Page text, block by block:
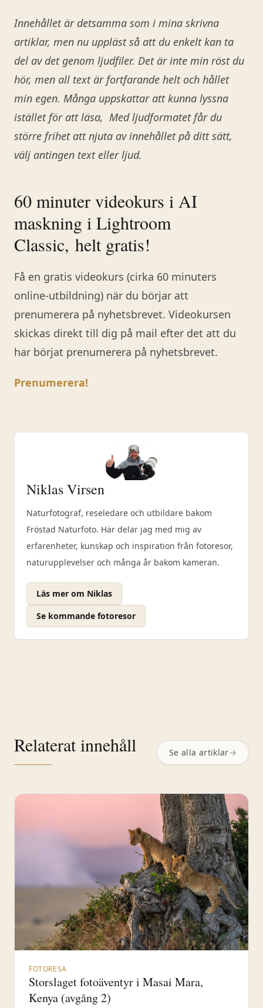
Innehållet är detsamma som i mina skrivna
artiklar, men nu uppläst så att du enkelt kan ta
del av det genom ljudfiler. Det är inte min röst du
hör, men all text är fortfarande helt och hållet
min egen. Många uppskattar att kunna lyssna
istället för att läsa, Med ljudformatet får du
större frihet att njuta av innehållet på ditt sätt,
välj antingen text eller ljud.
60 minuter videokurs i AI
maskning i Lightroom
Classic, helt gratis!
Få en gratis videokurs (cirka 60 minuters
online-utbildning) när du börjar att
prenumerera på nyhetsbrevet. Videokursen
skickas direkt till dig på mail efter det att du
har börjat prenumerera på nyhetsbrevet.
Prenumerera!
Niklas Virsen
Naturfotograf, reseledare och utbildare bakom
Fröstad Naturfoto. Här delar jag med mig av
erfarenheter, kunskap och inspiration från fotoresor,
naturupplevelser och många år bakom kameran.
Läs mer om Niklas
Se kommande fotoresor
Relaterat innehåll Se alla artiklar→
FOTORESA
Storslaget fotoäventyr i Masai Mara,
Kenya (avgång 2)